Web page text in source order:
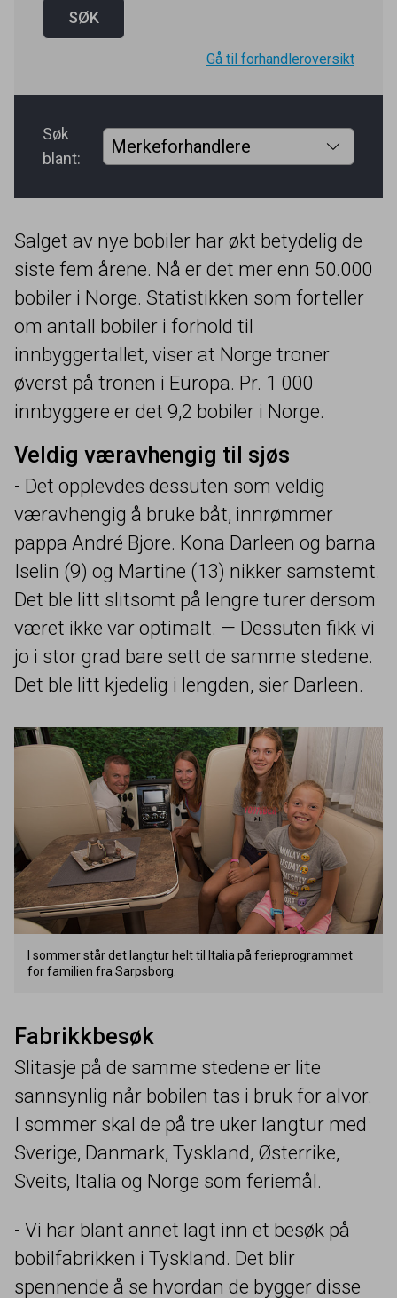
Gå til forhandleroversikt
Søk
blant:
Salget av nye bobiler har økt betydelig de
siste fem årene. Nå er det mer enn 50.000
bobiler i Norge. Statistikken som forteller
om antall bobiler i forhold til
innbyggertallet, viser at Norge troner
øverst på tronen i Europa. Pr. 1 000
innbyggere er det 9,2 bobiler i Norge.
Veldig væravhengig til sjøs
- Det opplevdes dessuten som veldig
væravhengig å bruke båt, innrømmer
pappa André Bjore. Kona Darleen og barna
Iselin (9) og Martine (13) nikker samstemt.
Det ble litt slitsomt på lengre turer dersom
været ikke var optimalt. — Dessuten fikk vi
jo i stor grad bare sett de samme stedene.
Det ble litt kjedelig i lengden, sier Darleen.
I sommer står det langtur helt til Italia på ferieprogrammet
for familien fra Sarpsborg.
Fabrikkbesøk
Slitasje på de samme stedene er lite
sannsynlig når bobilen tas i bruk for alvor.
I sommer skal de på tre uker langtur med
Sverige, Danmark, Tyskland, Østerrike,
Sveits, Italia og Norge som feriemål.
- Vi har blant annet lagt inn et besøk på
bobilfabrikken i Tyskland. Det blir
spennende å se hvordan de bygger disse